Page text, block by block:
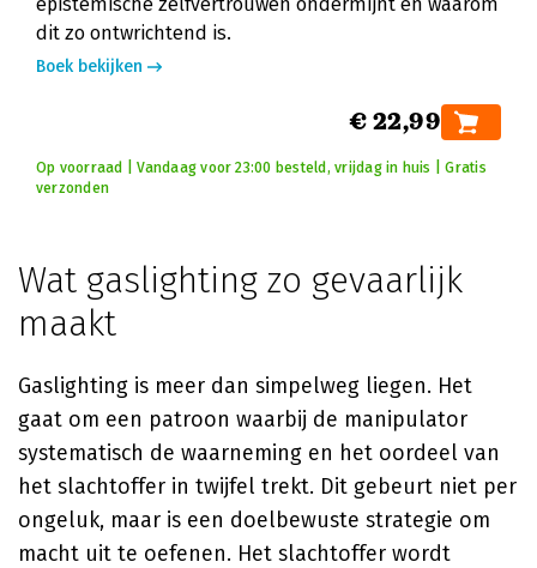
dit zo ontwrichtend is.
Boek bekijken
€ 22,99
Op voorraad | Vandaag voor 23:00 besteld, vrijdag in huis | Gratis
verzonden
Wat gaslighting zo gevaarlijk
maakt
Gaslighting is meer dan simpelweg liegen. Het
gaat om een patroon waarbij de manipulator
systematisch de waarneming en het oordeel van
het slachtoffer in twijfel trekt. Dit gebeurt niet per
ongeluk, maar is een doelbewuste strategie om
macht uit te oefenen. Het slachtoffer wordt